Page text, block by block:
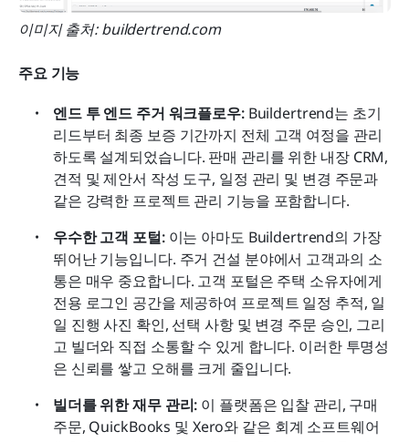
이미지 출처: buildertrend.com
주요 기능
엔드 투 엔드 주거 워크플로우: Buildertrend는 초기
리드부터 최종 보증 기간까지 전체 고객 여정을 관리
하도록 설계되었습니다. 판매 관리를 위한 내장 CRM,
견적 및 제안서 작성 도구, 일정 관리 및 변경 주문과
같은 강력한 프로젝트 관리 기능을 포함합니다.
우수한 고객 포털: 이는 아마도 Buildertrend의 가장
뛰어난 기능입니다. 주거 건설 분야에서 고객과의 소
통은 매우 중요합니다. 고객 포털은 주택 소유자에게
전용 로그인 공간을 제공하여 프로젝트 일정 추적, 일
일 진행 사진 확인, 선택 사항 및 변경 주문 승인, 그리
고 빌더와 직접 소통할 수 있게 합니다. 이러한 투명성
은 신뢰를 쌓고 오해를 크게 줄입니다.
빌더를 위한 재무 관리: 이 플랫폼은 입찰 관리, 구매
주문, QuickBooks 및 Xero와 같은 회계 소프트웨어